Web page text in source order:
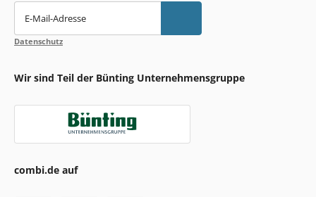
E-Mail-Adresse
Datenschutz
Wir sind Teil der Bünting Unternehmensgruppe
combi.de auf